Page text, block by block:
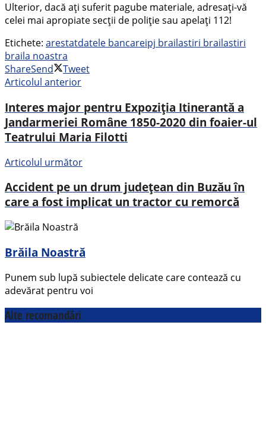
Ulterior, dacă ați suferit pagube materiale, adresați-vă
celei mai apropiate secții de poliție sau apelați 112!
Etichete: arestatdatele bancareipj brailastiri brailastiri
braila noastra
ShareSend
Tweet
Articolul anterior
Interes major pentru Expoziția Itinerantă a
Jandarmeriei Române 1850-2020 din foaier-ul
Teatrului Maria Filotti
Articolul următor
Accident pe un drum județean din Buzău în
care a fost implicat un tractor cu remorcă
Brăila Noastră
Punem sub lupă subiectele delicate care contează cu
adevărat pentru voi
Alte recomandări